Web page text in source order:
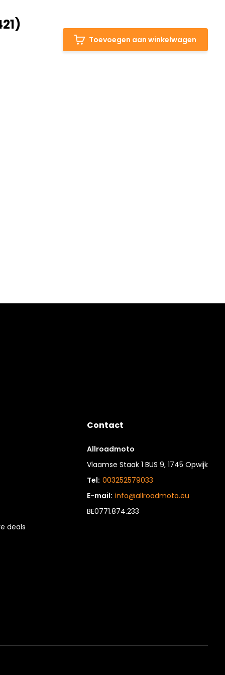
Toevoegen aan winkelwagen
deals
Contact
Allroadmoto
Vlaamse Staak 1 BUS 9, 1745 Opwijk
Tel: 003252579033
E-mail: info@allroadmoto.eu
BE0771.874.233